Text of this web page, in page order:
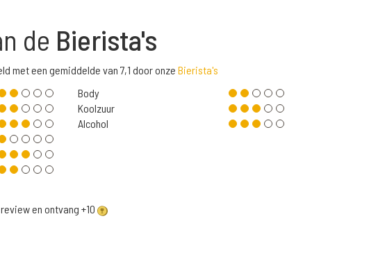
de Bierista's
met een gemiddelde van 7,1 door onze Bierista's
Body
Koolzuur
Alcohol
en ontvang +10